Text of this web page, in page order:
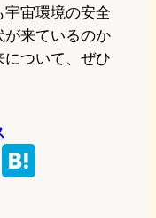
宇宙環境の安全
が来ているのか
について、ぜひ